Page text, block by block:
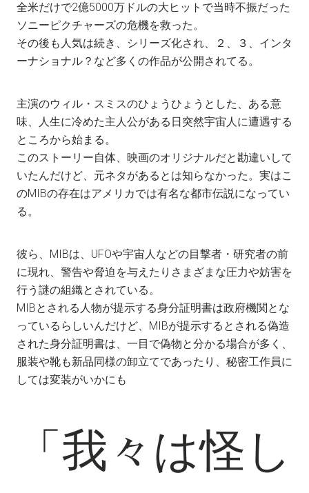
全米だけで2億5000万ドルの大ヒットで当時不振だった
ソニーピクチャーズの危機を救った。
その後も人気は続き、シリーズ化され、２、３、インタ
ーナショナル？など多くの作品が公開されてる。
主演のウィル・スミスのひょうひょうとした、ある意
味、人生に冷めた主人公がある日突然宇宙人に遭遇する
ところから始まる。
このストーリー自体、映画のオリジナルだと勘違いして
いたんだけど、元ネタがあるとは知らなかった。実はこ
のMIBの存在はアメリカでは有名な都市伝説になってい
る。
彼ら、MIBは、UFOや宇宙人などの目撃者・研究者の前
に現れ、警告や脅迫を与えたりさまざまな圧力や妨害を
行う謎の組織とされている。
MIBとされる人物が提示する身分証明書は政府機関とな
っているらしいんだけど、MIBが提示するとされる偽造
された身分証明書は、一目で偽物と分かる場合が多く、
服装や靴も新品同様の卸立てであったり、秘密工作員に
しては変装がいかにも
「我々は怪し